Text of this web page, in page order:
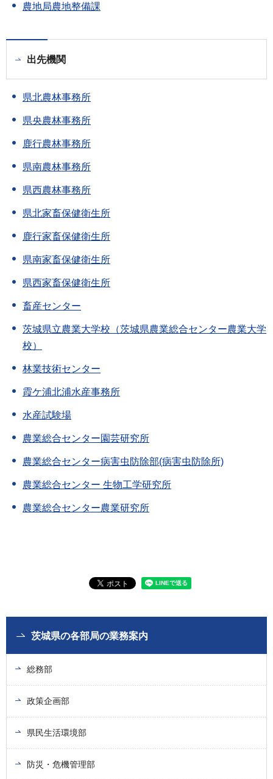
農地局農地整備課
出先機関
県北農林事務所
県央農林事務所
鹿行農林事務所
県南農林事務所
県西農林事務所
県北家畜保健衛生所
鹿行家畜保健衛生所
県南家畜保健衛生所
県西家畜保健衛生所
畜産センター
茨城県立農業大学校（茨城県農業総合センター農業大学
校）
林業技術センター
霞ケ浦北浦水産事務所
水産試験場
農業総合センター園芸研究所
農業総合センター病害虫防除部(病害虫防除所)
農業総合センター 生物工学研究所
農業総合センター農業研究所
茨城県の各部局の業務案内
総務部
政策企画部
県民生活環境部
防災・危機管理部